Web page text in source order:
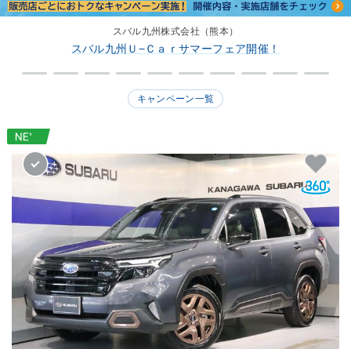
スバル九州株式会社（熊本）
スバル九州Ｕ−Ｃａｒサマーフェア開催！
キャンペーン一覧